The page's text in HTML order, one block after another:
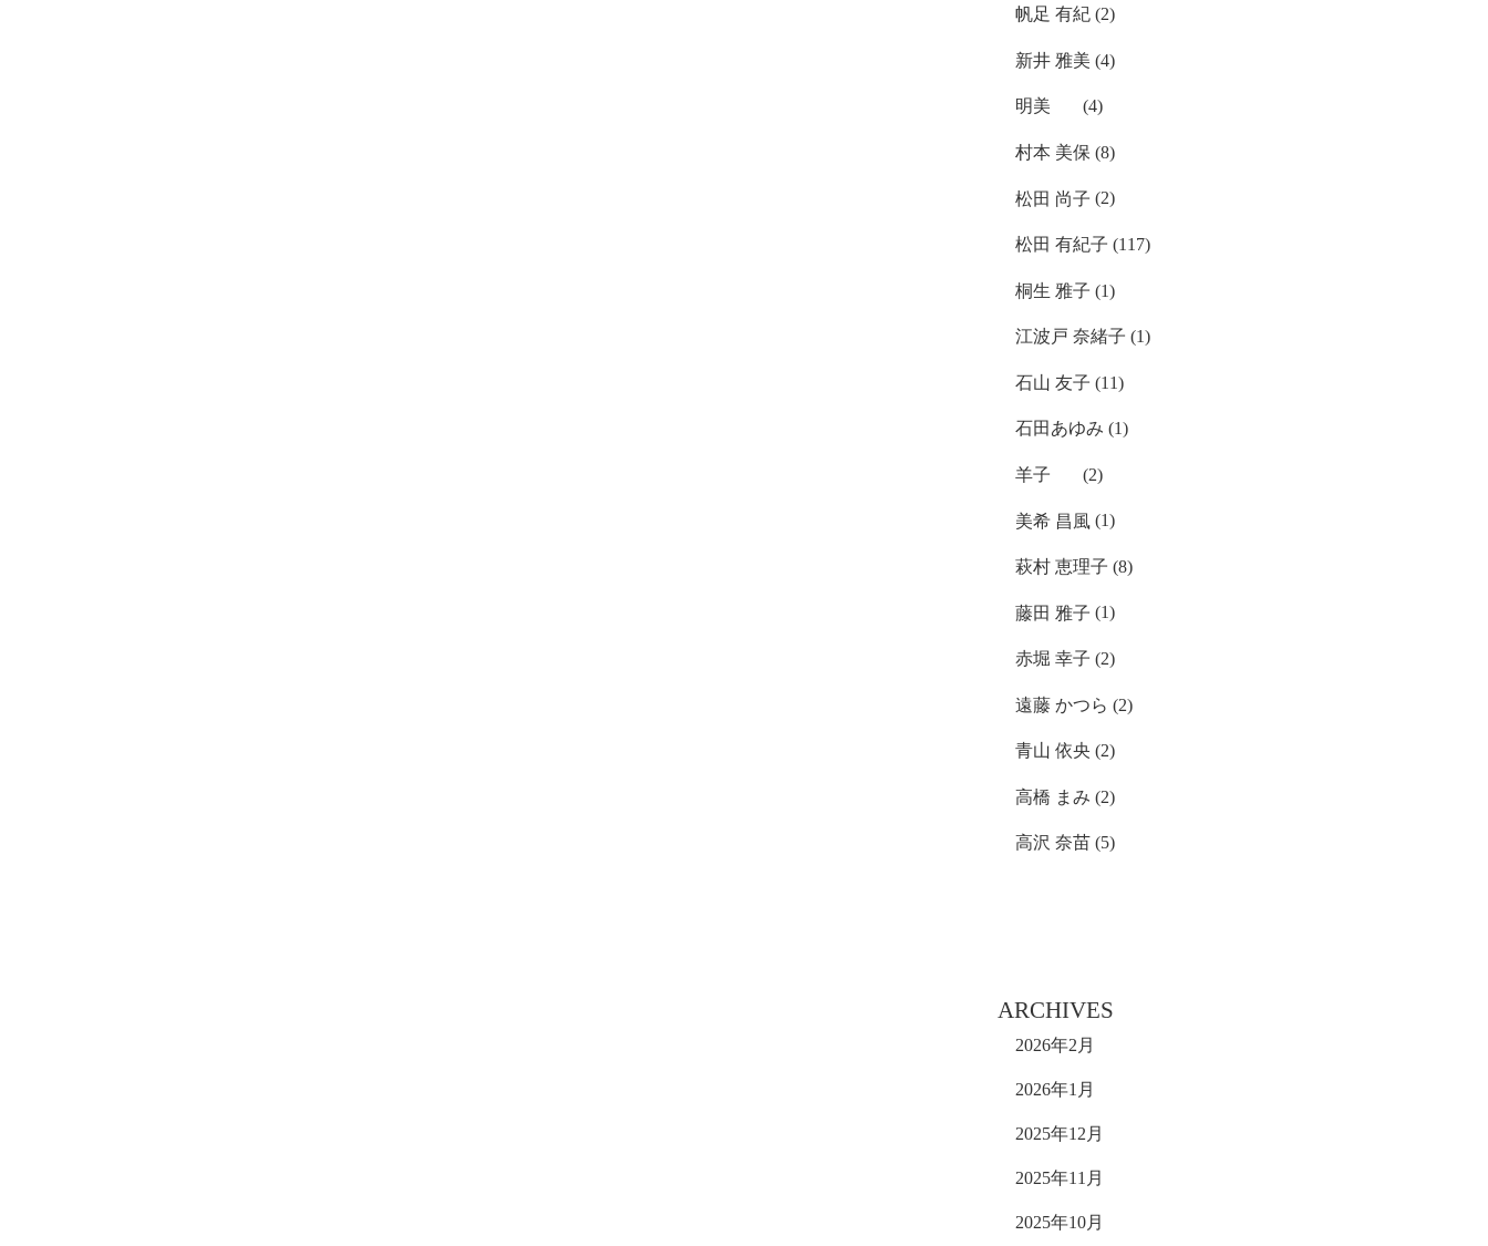
帆足 有紀 (2)
新井 雅美 (4)
明美 (4)
村本 美保 (8)
松田 尚子 (2)
松田 有紀子 (117)
桐生 雅子 (1)
江波戸 奈緒子 (1)
石山 友子 (11)
石田あゆみ (1)
羊子 (2)
美希 昌風 (1)
萩村 恵理子 (8)
藤田 雅子 (1)
赤堀 幸子 (2)
遠藤 かつら (2)
青山 依央 (2)
高橋 まみ (2)
高沢 奈苗 (5)
ARCHIVES
2026年2月
2026年1月
2025年12月
2025年11月
2025年10月